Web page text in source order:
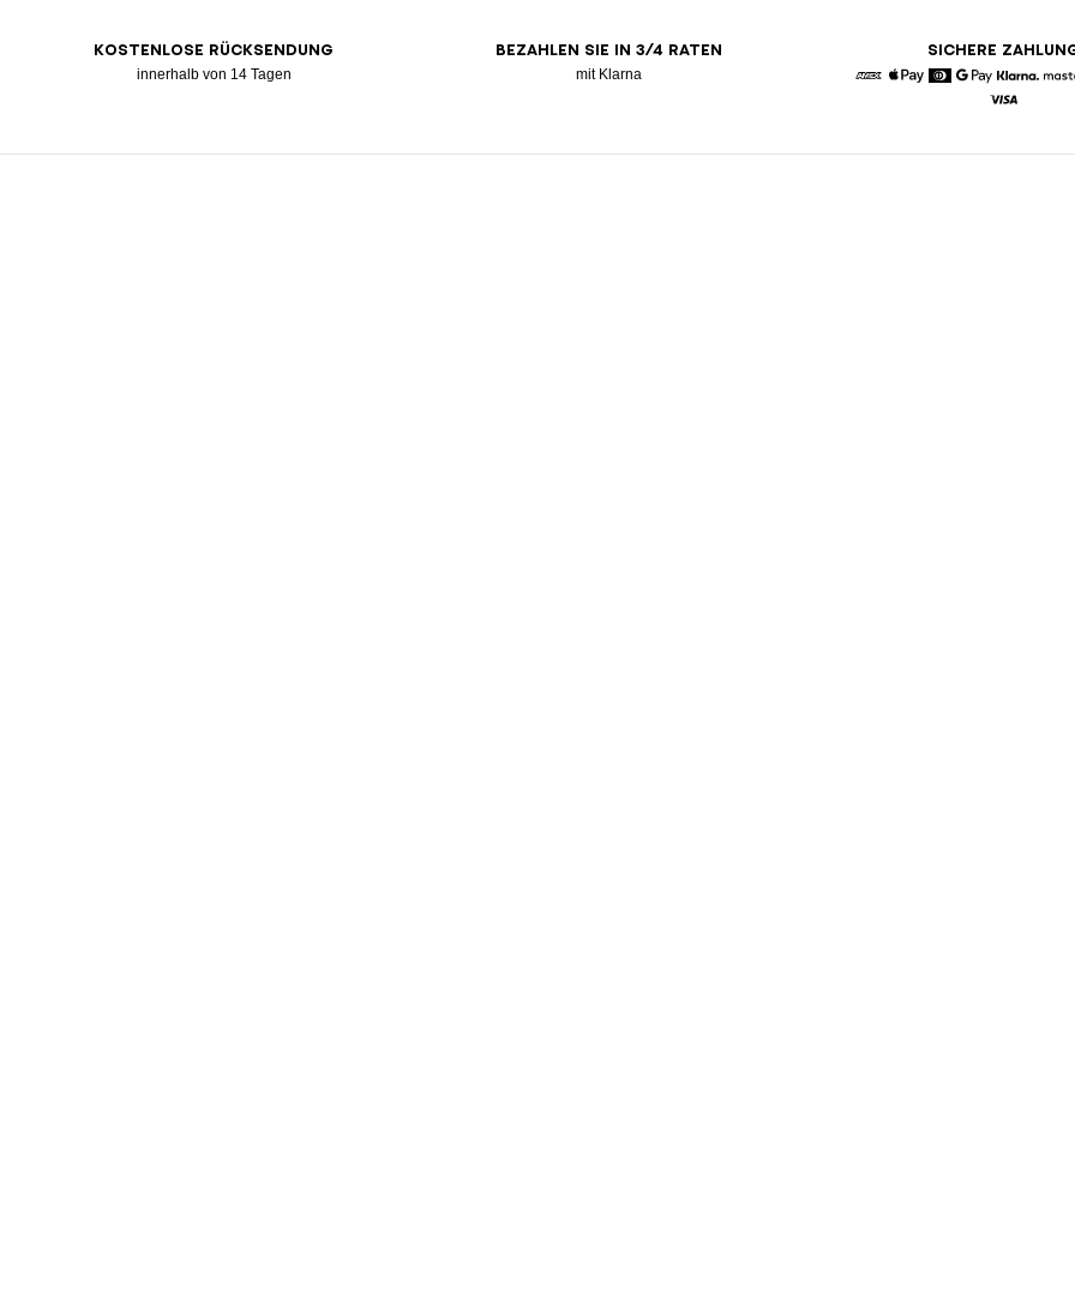
KOSTENLOSE RÜCKSENDUNG
innerhalb von 14 Tagen
BEZAHLEN SIE IN 3/4 RATEN
mit Klarna
SICHERE
Google Pay
Klarna